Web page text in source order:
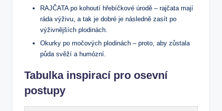
RAJČATA po kohoutí hřebíčkové úrodě – rajčata mají
ráda výživu, a tak je dobré je následně zasít po
výživnějších plodinách.
Okurky po močových plodinách – proto, aby zůstala
půda svěží a humózní.
Tabulka inspirací pro osevní
postupy